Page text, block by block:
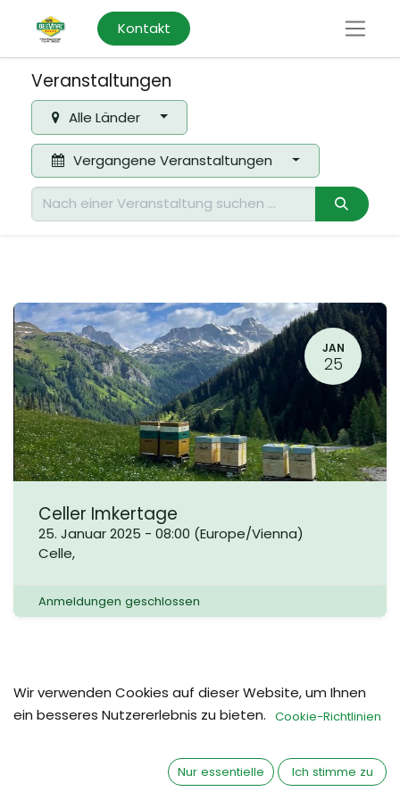
Kontakt
Veranstaltungen
Alle Länder
Vergangene Veranstaltungen
JAN
25
Celler Imkertage
25. Januar 2025 - 08:00 (Europe/Vienna)
Celle,
Anmeldungen geschlossen
Wir verwenden Cookies auf dieser Website, um Ihnen
ein besseres Nutzererlebnis zu bieten. Cookie-Richtlinien
Nur essentielle Ich stimme zu